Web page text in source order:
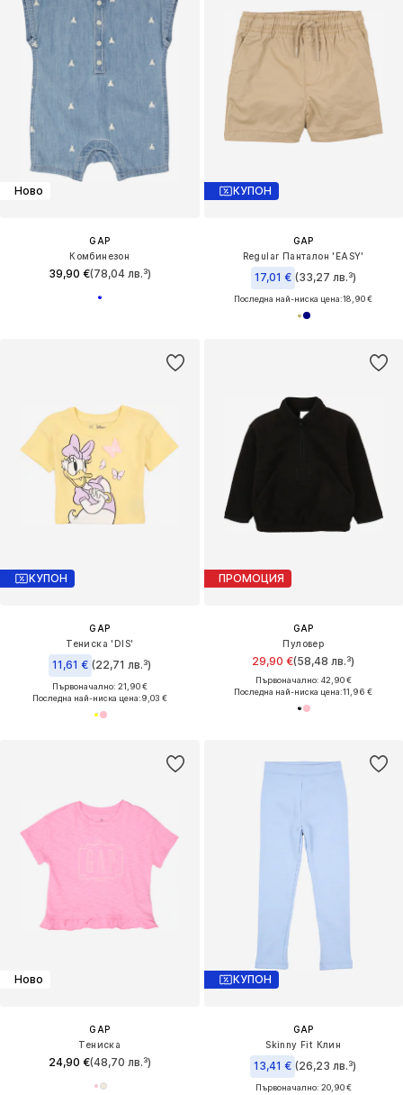
Ново
GAP
Комбинезон
39,90 €(78,04 лв.³)
КУПОН
GAP
Regular Панталон 'EASY'
17,01 € (33,27 лв.³)
Последна най-ниска цена:18,90 €
КУПОН
GAP
Тениска 'DIS'
11,61 € (22,71 лв.³)
Първоначално: 21,90 €
Последна най-ниска цена:9,03 €
ПРОМОЦИЯ
GAP
Пуловер
29,90 €(58,48 лв.³)
Първоначално: 42,90 €
Последна най-ниска цена:11,96 €
Ново
GAP
Тениска
24,90 €(48,70 лв.³)
КУПОН
GAP
Skinny Fit Клин
13,41 € (26,23 лв.³)
Първоначално: 20,90 €